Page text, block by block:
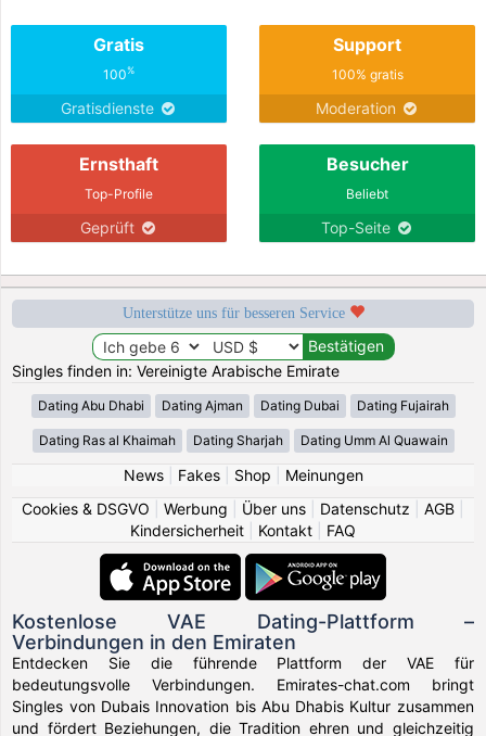
Gratis
100%
Gratisdienste
Support
100% gratis
Moderation
Ernsthaft
Top-Profile
Geprüft
Besucher
Beliebt
Top-Seite
Unterstütze uns für besseren Service
Singles finden in: Vereinigte Arabische Emirate
Dating Abu Dhabi Dating Ajman Dating Dubai Dating Fujairah
Dating Ras al Khaimah Dating Sharjah Dating Umm Al Quawain
News| Fakes| Shop
Meinungen
Cookies & DSGVO
Werbung Über uns Datenschutz AGB
Kindersicherheit
Kontakt FAQ
Kostenlose VAE Dating-Plattform –
Verbindungen in den Emiraten
Entdecken Sie die führende Plattform der VAE für
bedeutungsvolle Verbindungen. Emirates-chat.com bringt
Singles von Dubais Innovation bis Abu Dhabis Kultur zusammen
und fördert Beziehungen, die Tradition ehren und gleichzeitig